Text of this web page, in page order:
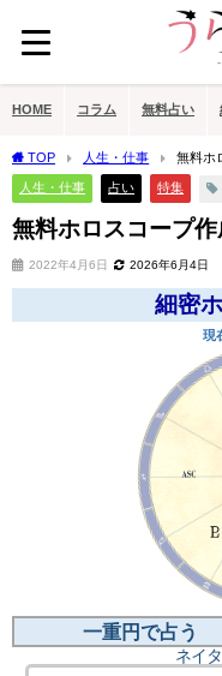
HOME コラム 無料占い
TOP 人生・仕事 無料ホ
人生・仕事 占い 特集
無料ホロスコープ作
2022年4月6日 2026年6月4日
細密
現
一重円で占う
ネイ